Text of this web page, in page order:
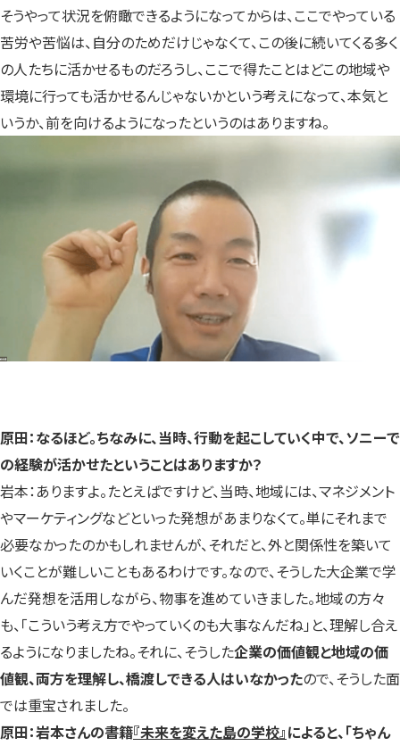
そうやって状況を俯瞰できるようになってからは、ここでやっている
苦労や苦悩は、自分のためだけじゃなくて、この後に続いてくる多く
の人たちに活かせるものだろうし、ここで得たことはどこの地域や
環境に行っても活かせるんじゃないかという考えになって、本気と
いうか、前を向けるようになったというのはありますね。
原田：なるほど。ちなみに、当時、行動を起こしていく中で、ソニーで
の経験が活かせたということはありますか？
岩本：ありますよ。たとえばですけど、当時、地域には、マネジメント
やマーケティングなどといった発想があまりなくて。単にそれまで
必要なかったのかもしれませんが、それだと、外と関係性を築いて
いくことが難しいこともあるわけです。なので、そうした大企業で学
んだ発想を活用しながら、物事を進めていきました。地域の方々
も、「こういう考え方でやっていくのも大事なんだね」と、理解し合え
るようになりましたね。それに、そうした企業の価値観と地域の価
値観、両方を理解し、橋渡しできる人はいなかったので、そうした面
では重宝されました。
原田：岩本さんの書籍『未来を変えた島の学校』によると、「ちゃん